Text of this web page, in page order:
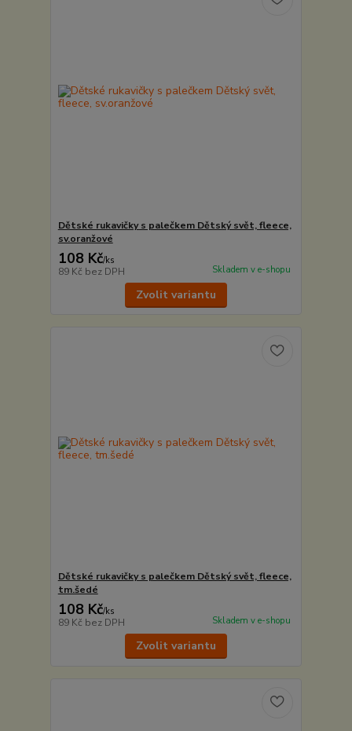
Dětské rukavičky s palečkem Dětský svět, fleece,
sv.oranžové
108 Kč/ks
89 Kč bez DPH Skladem v e-shopu
Zvolit variantu
Dětské rukavičky s palečkem Dětský svět, fleece,
tm.šedé
108 Kč/ks
89 Kč bez DPH Skladem v e-shopu
Zvolit variantu